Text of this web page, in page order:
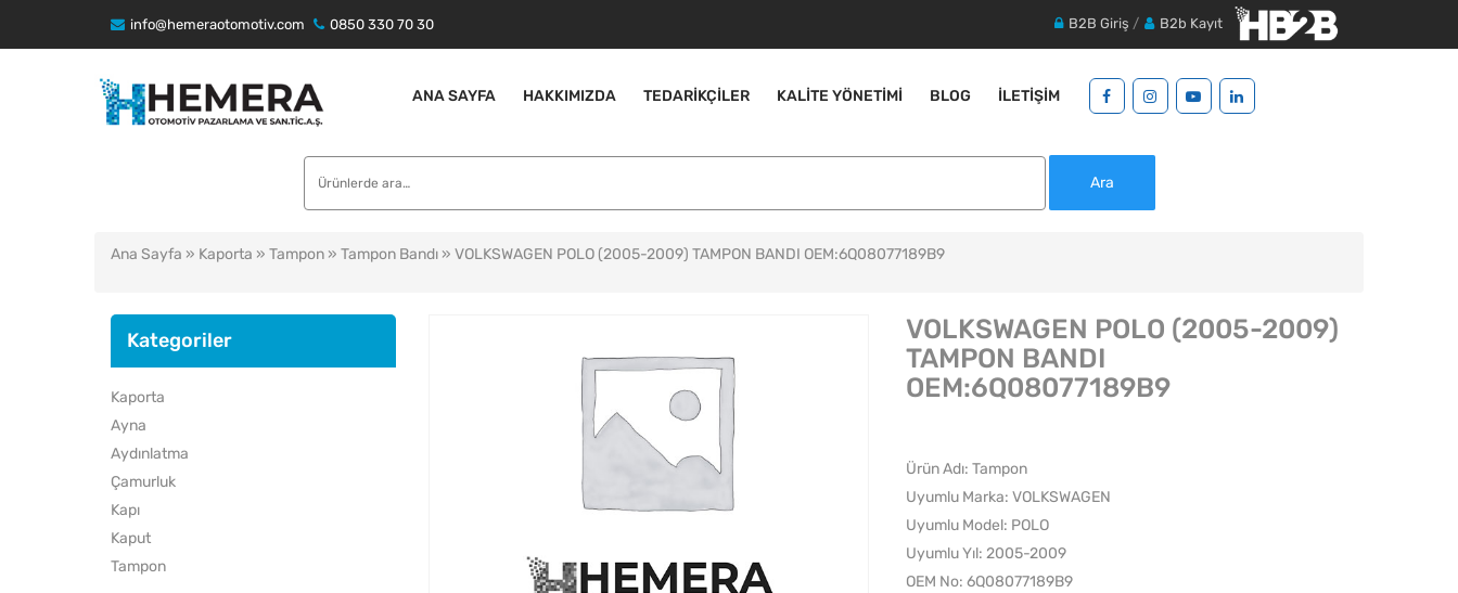
info@hemeraotomotiv.com 0850 330 70 30 B2B Giriş / B2b Kayıt
ANA SAYFA HAKKIMIZDA TEDARIKÇILER KALITE YÖNETIMI BLOG İLETIŞIM
Ara
Ana Sayfa » Kaporta » Tampon » Tampon Bandı » VOLKSWAGEN POLO (2005-2009) TAMPON BANDI OEM:6Q08077189B9
Kategoriler
Kaporta
Ayna
Aydınlatma
Çamurluk
Kapı
Kaput
Tampon
VOLKSWAGEN POLO (2005-2009)
TAMPON BANDI
OEM:6Q08077189B9
Ürün Adı: Tampon
Uyumlu Marka: VOLKSWAGEN
Uyumlu Model: POLO
Uyumlu Yıl: 2005-2009
OEM No: 6Q08077189B9